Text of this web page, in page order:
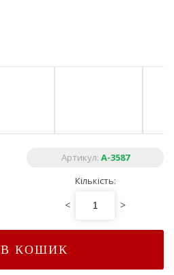
Артикул: А-3587
Кількість:
< >
В КОШИК